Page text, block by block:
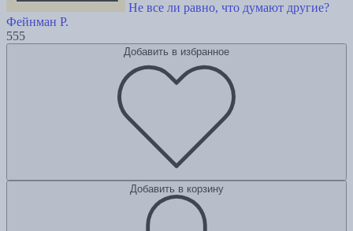
Не все ли равно, что думают другие?
Фейнман Р.
555
Добавить в избранное
Добавить в корзину